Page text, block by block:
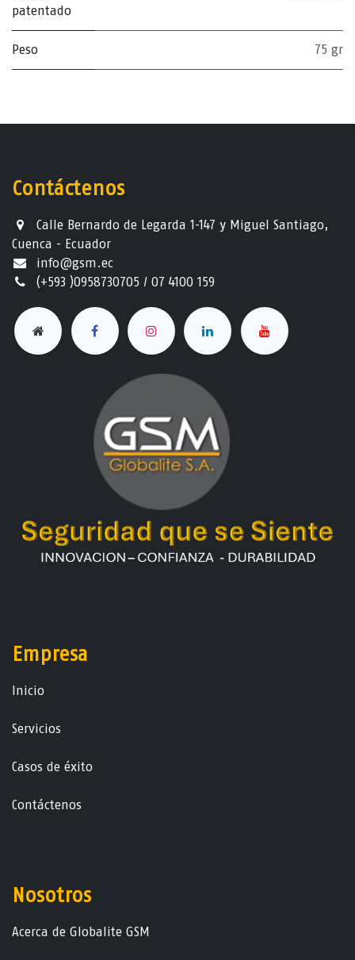
patentado
Peso 75 gr
Contáctenos
Calle Bernardo de Legarda 1-147 y Miguel Santiago,
Cuenca - Ecuador
info@gsm.ec​
(+593 )0958730705 / 07 4100 159
Empresa
Ini​ci​o
Servicios
Casos de éxito
Contáctenos
Nosotros
Acerca de Globalite GSM